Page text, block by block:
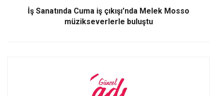
İş Sanatında Cuma iş çıkışı’nda Melek Mosso
müzikseverlerle buluştu